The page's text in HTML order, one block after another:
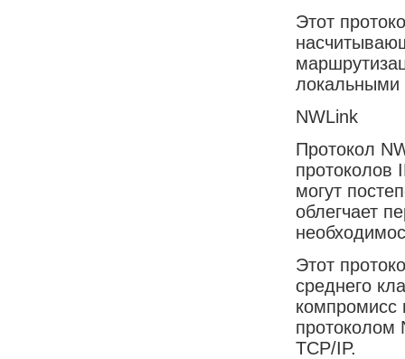
Этот
локальными
NWLink
Протокол
протоколов
могут
облегчает
Этот
среднего
TCP/IP.